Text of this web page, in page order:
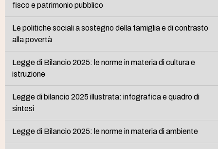
fisco e patrimonio pubblico
Le politiche sociali a sostegno della famiglia e di contrasto
alla povertà
Legge di Bilancio 2025: le norme in materia di cultura e
istruzione
Legge di bilancio 2025 illustrata: infografica e quadro di
sintesi
Legge di Bilancio 2025: le norme in materia di ambiente